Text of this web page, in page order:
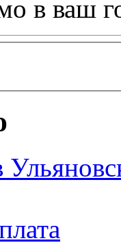
в ваш